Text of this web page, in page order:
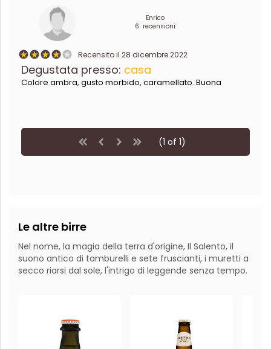
Enrico
6 recensioni
Recensito il 28 dicembre 2022
Degustata presso: casa
Colore ambra, gusto morbido, caramellato. Buona
(1 of 1)
Le altre birre
Nel nome, la magia della terra d'origine, Il Salento, il
suono antico di tamburelli e sete fruscianti, i muretti a
secco riarsi dal sole, l'intrigo di leggende senza tempo.